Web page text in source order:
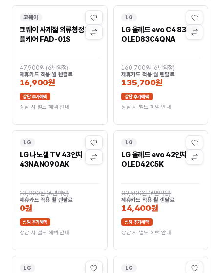
코웨이
코웨이 사계절 의류청정기 더
블케어 FAD-01S
47,900원(6년약정)
제휴카드 적용 월 렌탈료
16,900원
상담 추가혜택
상담 시 별도 혜택 안내
LG
LG 올레드 evo C4 83인치
OLED83C4QNA
160,700원(6년약정)
제휴카드 적용 월 렌탈료
135,700원
상담 추가혜택
상담 시 별도 혜택 안내
LG
LG 나노셀 TV 43인치
43NANO90AK
23,800원(6년약정)
제휴카드 적용 월 렌탈료
0원
상담 추가혜택
상담 시 별도 혜택 안내
LG
LG 올레드 evo 42인치
OLED42C5K
39,400원(6년약정)
제휴카드 적용 월 렌탈료
14,400원
상담 추가혜택
상담 시 별도 혜택 안내
LG LG